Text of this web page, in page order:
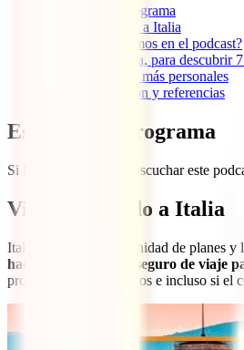
Escuchar el programa
Viaja protegido a Italia
¿De qué hablamos en el podcast?
7 rutas por Italia, para descubrir
Las reflexiones más personales
Más información y referencias
Escuchar el programa
Si lo prefieres puedes escuchar este
Viaja protegido a Italia
Italia te espera con infinidad de planes y
hacerte con el mejor seguro de viaje
problemas con tus vuelos e incluso si el